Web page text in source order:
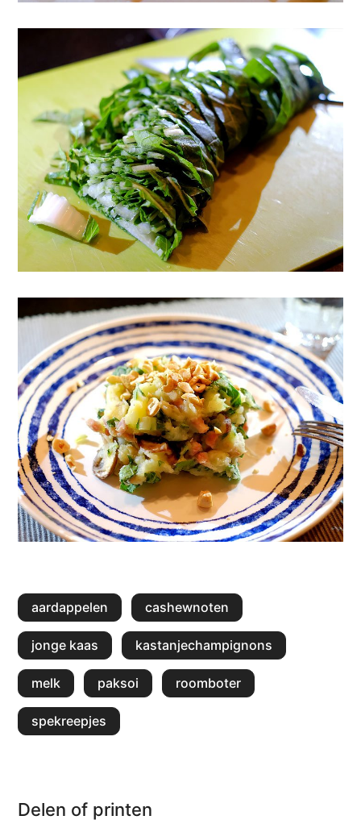
aardappelen cashewnoten
jonge kaas kastanjechampignons
melk paksoi roomboter
spekreepjes
Delen of printen